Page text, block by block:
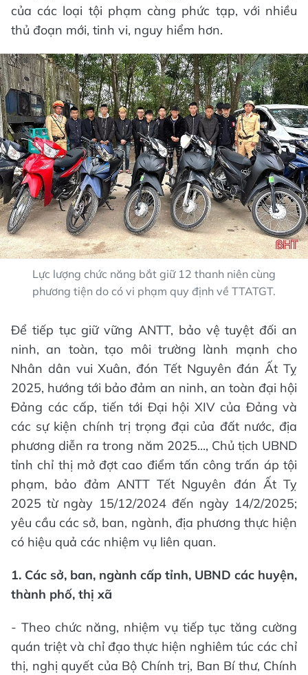
của các loại tội phạm càng phức tạp, với nhiều
thủ đoạn mới, tinh vi, nguy hiểm hơn.
Lực lượng chức năng bắt giữ 12 thanh niên cùng
phương tiện do có vi phạm quy định về TTATGT.
Để tiếp tục giữ vững ANTT, bảo vệ tuyệt đối an
ninh, an toàn, tạo môi trường lành mạnh cho
Nhân dân vui Xuân, đón Tết Nguyên đán Ất Tỵ
2025, hướng tới bảo đảm an ninh, an toàn đại hội
Đảng các cấp, tiến tới Đại hội XIV của Đảng và
các sự kiện chính trị trọng đại của đất nước, địa
phương diễn ra trong năm 2025..., Chủ tịch UBND
tỉnh chỉ thị mở đợt cao điểm tấn công trấn áp tội
phạm, bảo đảm ANTT Tết Nguyên đán Ất Tỵ
2025 từ ngày 15/12/2024 đến ngày 14/2/2025;
yêu cầu các sở, ban, ngành, địa phương thực hiện
có hiệu quả các nhiệm vụ liên quan.
1. Các sở, ban, ngành cấp tỉnh, UBND các huyện,
thành phố, thị xã
- Theo chức năng, nhiệm vụ tiếp tục tăng cường
quán triệt và chỉ đạo thực hiện nghiêm túc các chỉ
thị, nghị quyết của Bộ Chính trị, Ban Bí thư, Chính